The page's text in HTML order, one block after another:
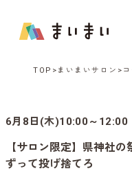
TOP まいまいサロン
6月8日(木)10:00～12:00
【サロン限定】県神社
ずって投げ捨てろ